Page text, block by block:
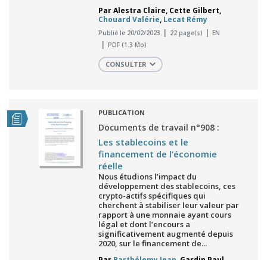
ParAlestra Claire, Cette Gilbert,
Chouard Valérie, Lecat Rémy
Publié le 20/02/2023 22 page(s)
EN
PDF (1.3 Mo)
CONSULTER
PUBLICATION
Documents de travail n°908 :
Les stablecoins et le
financement de l’économie
réelle
Nous étudions l’impact du
développement des stablecoins, ces
crypto-actifs spécifiques qui
cherchent à stabiliser leur valeur par
rapport à une monnaie ayant cours
légal et dont l’encours a
significativement augmenté depuis
2020, sur le financement de...